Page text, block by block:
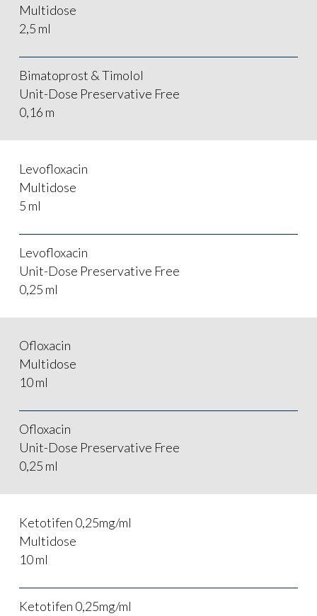
Multidose
2,5 ml
Bimatoprost & Timolol
Unit-Dose Preservative Free
0,16 m
Levofloxacin
Multidose
5 ml
Levofloxacin
Unit-Dose Preservative Free
0,25 ml
Ofloxacin
Multidose
10 ml
Ofloxacin
Unit-Dose Preservative Free
0,25 ml
Ketotifen 0,25mg/ml
Multidose
10 ml
Ketotifen 0,25mg/ml